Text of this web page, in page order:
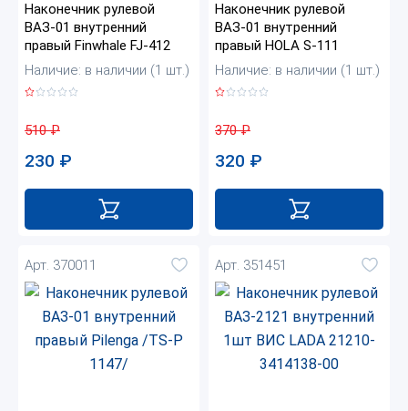
Наконечник рулевой
ВАЗ-01 внутренний
правый Finwhale FJ-412
Наличие: в наличии (1 шт.)
510₽
230 ₽
Наконечник рулевой
ВАЗ-01 внутренний
правый HOLA S-111
Наличие: в наличии (1 шт.)
370₽
320 ₽
Арт. 370011 Арт. 351451